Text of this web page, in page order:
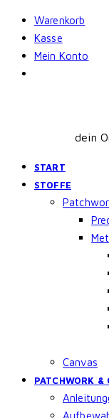
Skip
content
Warenkorb
Kasse
Mein Konto
dein
START
STOFFE
Canvas
PATCHWORK &